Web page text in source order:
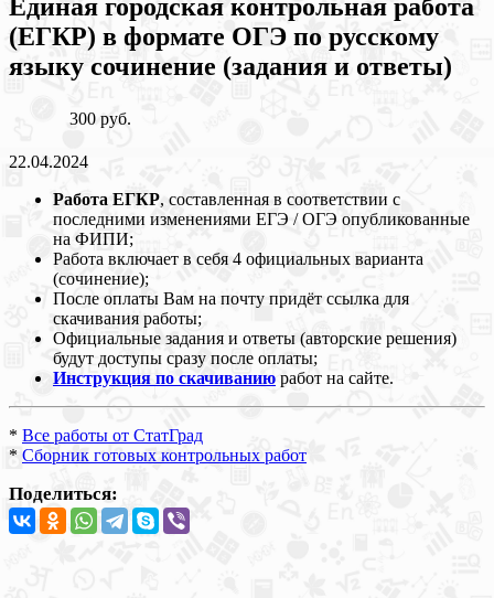
Единая городская контрольная работа
(ЕГКР) в формате ОГЭ по русскому
языку сочинение (задания и ответы)
300 руб.
22.04.2024
Работа ЕГКР, составленная в соответствии с
последними изменениями ЕГЭ / ОГЭ опубликованные
на ФИПИ;
Работа включает в себя 4 официальных варианта
(сочинение);
После оплаты Вам на почту придёт ссылка для
скачивания работы;
Официальные задания и ответы (авторские решения)
будут доступы сразу после оплаты;
Инструкция по скачиванию работ на сайте.
* Все работы от СтатГрад
* Сборник готовых контрольных работ
Поделиться: